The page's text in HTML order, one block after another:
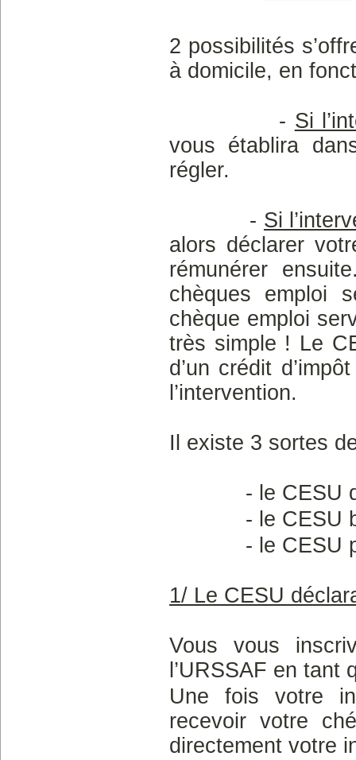
2 possibilités
à domicile, en
- Si
vous établira
régler.
- Si
alors déclarer
rémunérer
chèques emploi
chèque emploi
très simple ! Le
d’un crédit
l’intervention.
Il existe 3 sortes
- le CESU
- le CESU
- le CESU
1/ Le CESU
Vous vous
l’URSSAF en
Une fois votre
recevoir votre
directement votre